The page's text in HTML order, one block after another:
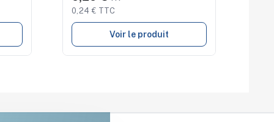
0,24 € TTC
Voir le produit